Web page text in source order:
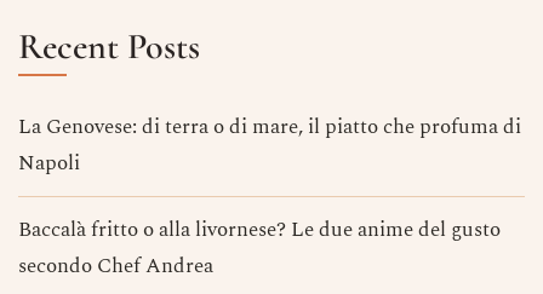
Recent Posts
La Genovese: di terra o di mare, il piatto che profuma di
Napoli
Baccalà fritto o alla livornese? Le due anime del gusto
secondo Chef Andrea